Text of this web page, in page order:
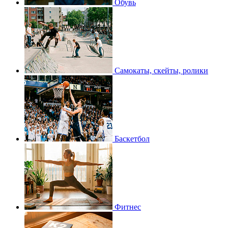
Обувь
Самокаты, скейты, ролики
Баскетбол
Фитнес